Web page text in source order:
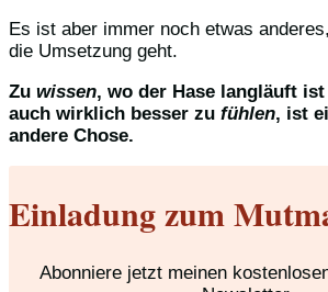
Es ist aber immer noch etwas
die Umsetzung geht.
Zu wissen, wo der Hase langläuft
auch wirklich besser zu fühlen, ist
andere Chose.
Einladung zum
Abonniere jetzt meinen